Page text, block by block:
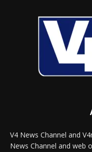
V4 News Channel and
News Channel and web